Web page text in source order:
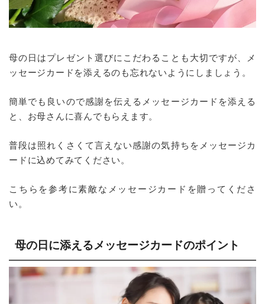
母の日はプレゼント選びにこだわることも大切ですが、メ
ッセージカードを添えるのも忘れないようにしましょう。
簡単でも良いので感謝を伝えるメッセージカードを添える
と、お母さんに喜んでもらえます。
普段は照れくさくて言えない感謝の気持ちをメッセージカ
ードに込めてみてください。
こちらを参考に素敵なメッセージカードを贈ってくださ
い。
母の日に添えるメッセージカードのポイント